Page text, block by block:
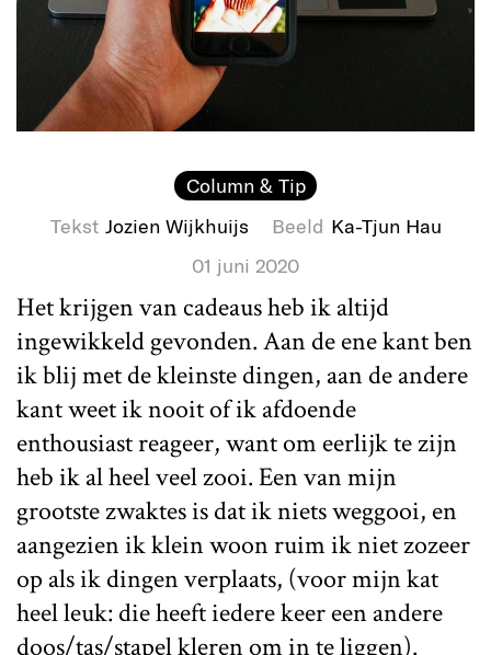
Column & Tip
Tekst Jozien Wijkhuijs Beeld Ka-Tjun Hau
01 juni 2020
Het krijgen van cadeaus heb ik altijd
ingewikkeld gevonden. Aan de ene kant ben
ik blij met de kleinste dingen, aan de andere
kant weet ik nooit of ik afdoende
enthousiast reageer, want om eerlijk te zijn
heb ik al heel veel zooi. Een van mijn
grootste zwaktes is dat ik niets weggooi, en
aangezien ik klein woon ruim ik niet zozeer
op als ik dingen verplaats, (voor mijn kat
heel leuk: die heeft iedere keer een andere
doos/tas/stapel kleren om in te liggen).